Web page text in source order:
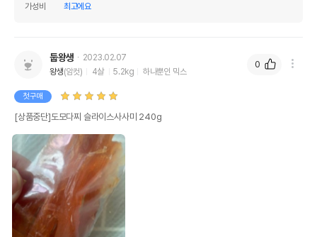
수입자를 함께 표기
또는 소비자상담 관련
유통기한
가성비
최고에요
둡왕생
2023.02.07
왕생(암컷) 4살 5.2kg 하나뿐인 믹스
첫구매
[상품중단]도모다찌 슬라이스사사미 240g
0